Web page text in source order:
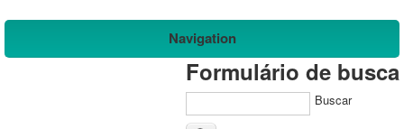
Navigation
Formulário de busca
Buscar